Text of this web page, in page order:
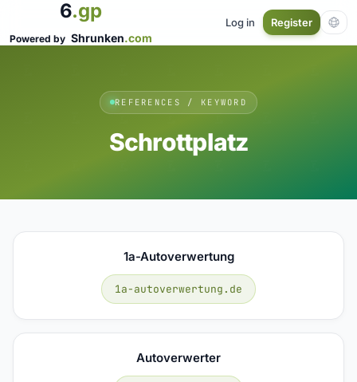
6.gp
Powered by Shrunken.com
Log in Register
REFERENCES / KEYWORD
Schrottplatz
1a-Autoverwertung
1a-autoverwertung.de
Autoverwerter